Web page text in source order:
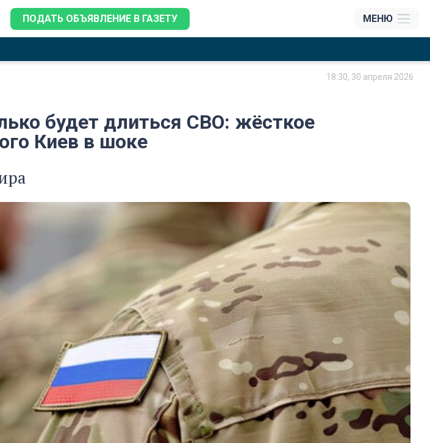
ПОДАТЬ ОБЪЯВЛЕНИЕ В ГАЗЕТУ МЕНЮ
18:30, 30 апреля 2026
будет длиться СВО: жёсткое
Киев в шоке